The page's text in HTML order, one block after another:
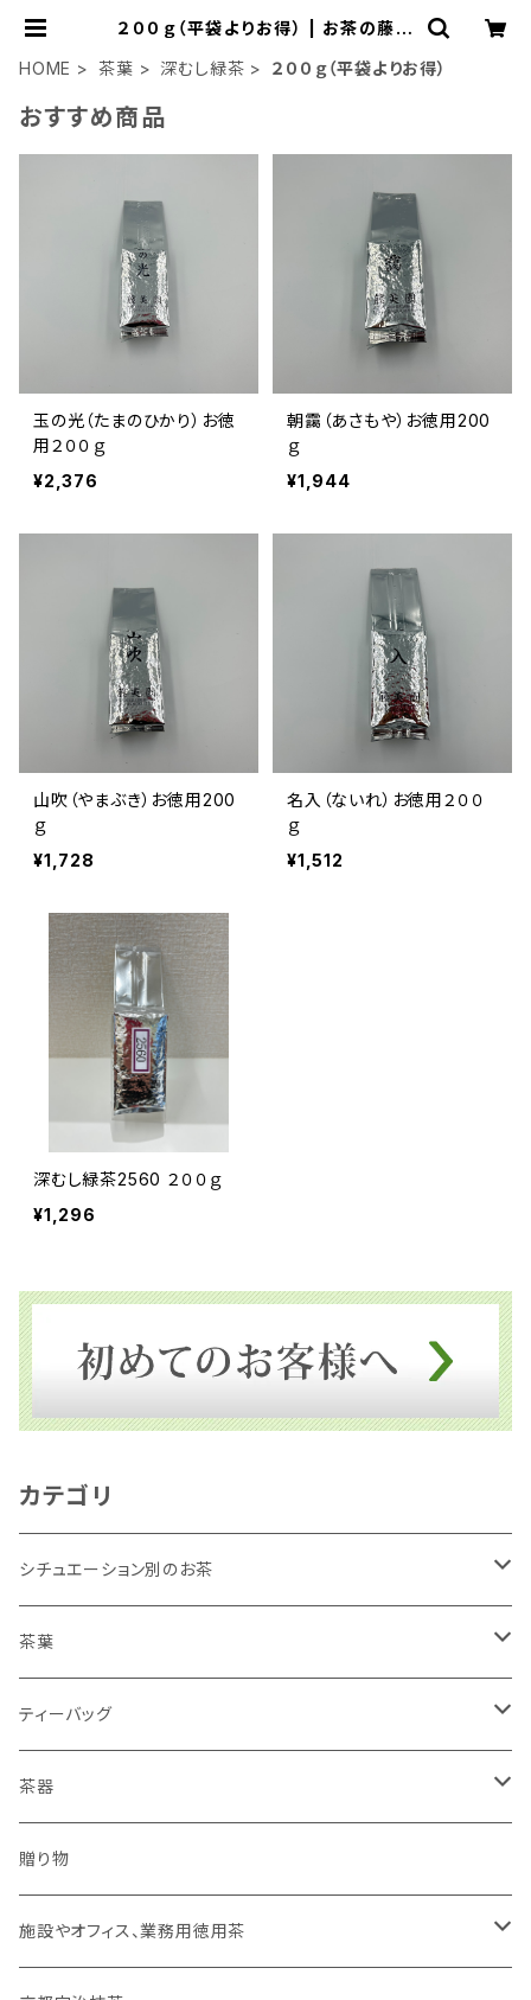
２００ｇ（平袋よりお得） | お茶の藤美
HOME
茶葉 深むし緑茶 ２００ｇ（平袋よりお得）
おすすめ商品
玉の光（たまのひかり）お徳
用２００ｇ
¥2,376
朝靄（あさもや）お徳用200
ｇ
¥1,944
山吹（やまぶき）お徳用200
ｇ
¥1,728
名入（ないれ）お徳用２００
ｇ
¥1,512
深むし緑茶2560 ２００ｇ
¥1,296
カテゴリ
シチュエーション別のお茶
リラックスしたいとき
勉強や仕事に集中したいとき
普段使い、毎日のお茶
家族だんらんのお茶
おやすみ前のお茶
茶葉
深むし緑茶
平袋
２００ｇ（平袋よりお得）
ほうじ茶
抹茶入玄米茶
ティーバッグ
温かいお茶
冷たいお茶
有機栽培むぎ茶
茶器
水出し専用ボトル【フィルターインボトル】
贈り物
施設やオフィス、業務用徳用茶